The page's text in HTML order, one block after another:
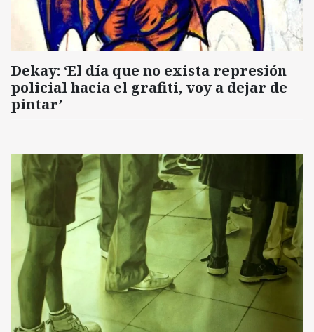
Dekay: ‘El día que no exista represión
policial hacia el grafiti, voy a dejar de
pintar’